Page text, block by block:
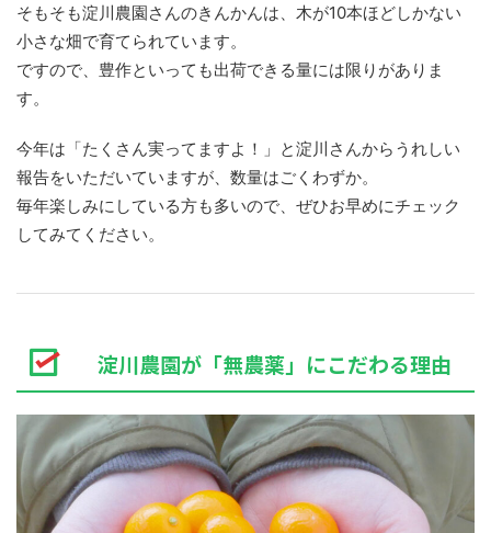
そもそも淀川農園さんのきんかんは、木が10本ほどしかない
小さな畑で育てられています。
ですので、豊作といっても出荷できる量には限りがありま
す。
今年は「たくさん実ってますよ！」と淀川さんからうれしい
報告をいただいていますが、数量はごくわずか。
毎年楽しみにしている方も多いので、ぜひお早めにチェック
してみてください。
淀川農園が「無農薬」にこだわる理由